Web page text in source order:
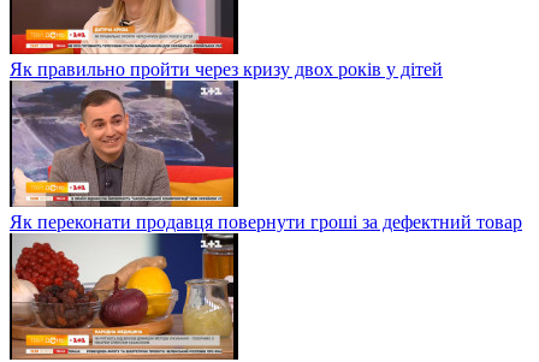
Як правильно пройти через кризу двох років у дітей
Як переконати продавця повернути гроші за дефектний товар